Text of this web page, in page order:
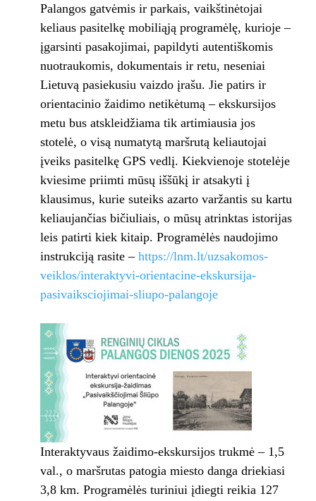
Palangos gatvėmis ir parkais, vaikštinėtojai
keliaus pasitelkę mobiliąją programėlę, kurioje –
įgarsinti pasakojimai, papildyti autentiškomis
nuotraukomis, dokumentais ir retu, neseniai
Lietuvą pasiekusiu vaizdo įrašu. Jie patirs ir
orientacinio žaidimo netikėtumą – ekskursijos
metu bus atskleidžiama tik artimiausia jos
stotelė, o visą numatytą maršrutą keliautojai
įveiks pasitelkę GPS vedlį. Kiekvienoje stotelėje
kviesime priimti mūsų iššūkį ir atsakyti į
klausimus, kurie suteiks azarto varžantis su kartu
keliaujančias bičiuliais, o mūsų atrinktas istorijas
leis patirti kiek kitaip. Programėlės naudojimo
instrukciją rasite – https://lnm.lt/uzsakomos-
veiklos/interaktyvi-orientacine-ekskursija-
pasivaiksciojimai-sliupo-palangoje
Interaktyvaus žaidimo-ekskursijos trukmė – 1,5
val., o maršrutas patogia miesto danga driekiasi
3,8 km. Programėlės turiniui įdiegti reikia 127